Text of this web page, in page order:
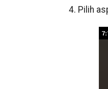
4. Pilih